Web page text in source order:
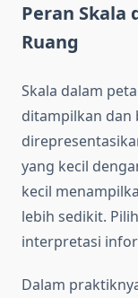
Peran Skala
Ruang
Skala dalam
ditampilkan dan
yang kecil
kecil
lebih sedikit.
interpretasi
Dalam